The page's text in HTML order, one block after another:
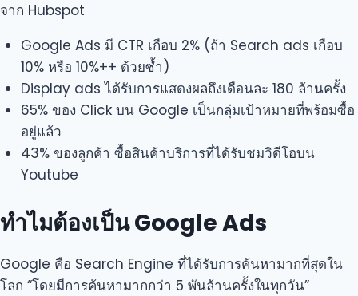
จาก Hubspot
Google Ads มี CTR เกือบ 2% (ถ้า Search ads เกือบ
10% หรือ 10%++ ด้วยซ้ำ)
Display ads ได้รับการแสดงผลถึงเดือนละ 180 ล้านครั้ง
65% ของ Click บน Google เป็นกลุ่มเป้าหมายที่พร้อมซื้อ
อยู่แล้ว
43% ของลูกค้า ซื้อสินค้าบริการที่ได้รับชมวิดีโอบน
Youtube
ทำไมต้องเป็น Google Ads
Google คือ Search Engine ที่ได้รับการค้นหามากที่สุดใน
โลก “โดยมีการค้นหามากกว่า 5 พันล้านครั้งในทุกวัน”